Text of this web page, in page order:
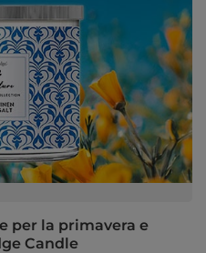
per la primavera e
Candle